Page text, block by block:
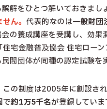
解をひとつ解いておきまし
ん。 代表的なのは一般財団
会の養成講座を受講し、効
住宅金融普及協会 住宅ロー
間団体が同種の認定試験を
この制度は2005年に創設さ
で約1万5千名が登録していま